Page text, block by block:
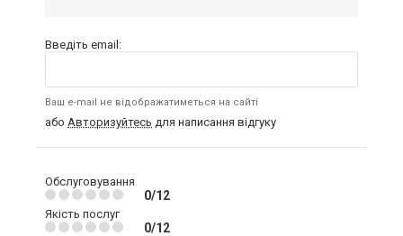
Введіть email:
Ваш e-mail не відображатиметься на сайті
або Авторизуйтесь для написання відгуку
Обслуговування
0/12
Якість послуг
0/12